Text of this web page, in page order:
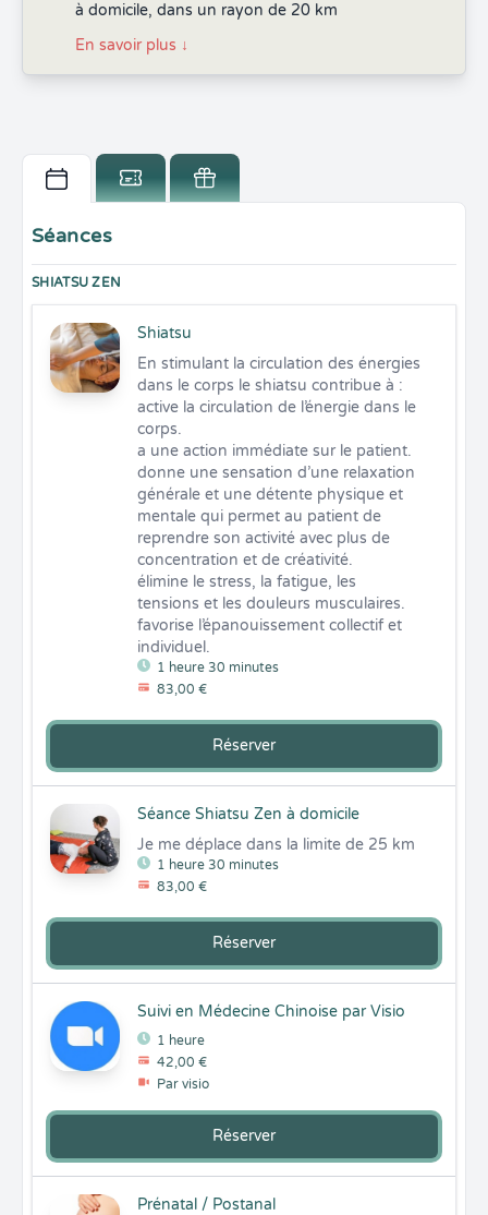
à domicile, dans un rayon de 20 km
En savoir plus ↓
Séances
SHIATSU ZEN
Shiatsu
1 heure 30 minutes
83,00 €
En stimulant la circulation des énergies
dans le corps le shiatsu contribue à :
active la circulation de l’énergie dans le
corps.
a une action immédiate sur le patient.
donne une sensation d’une relaxation
générale et une détente physique et
mentale qui permet au patient de
reprendre son activité avec plus de
concentration et de créativité.
élimine le stress, la fatigue, les
tensions et les douleurs musculaires.
favorise l’épanouissement collectif et
individuel.
Réserver
Séance Shiatsu Zen à domicile
1 heure 30 minutes
83,00 €
Je me déplace dans la limite de 25 km
Réserver
Suivi en Médecine Chinoise par Visio
1 heure
42,00 €
Par visio
Réserver
Prénatal / Postanal